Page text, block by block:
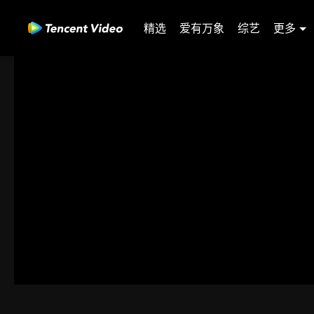
精选 爱有万象 综艺 更多